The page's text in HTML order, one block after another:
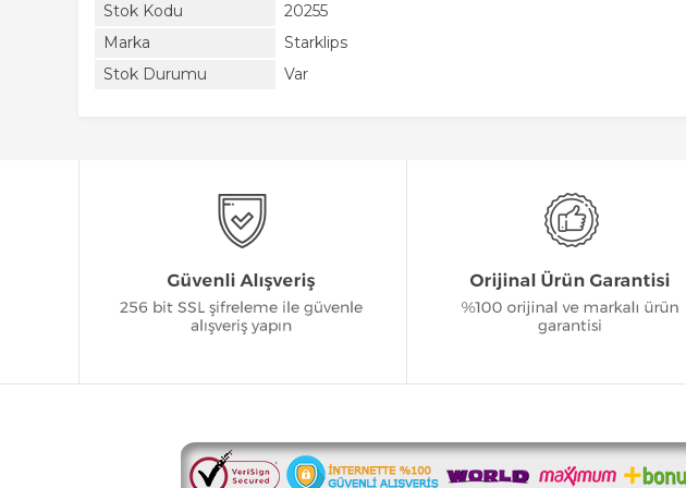
Stok Kodu
20255
Marka
Starklips
Stok Durumu
Var